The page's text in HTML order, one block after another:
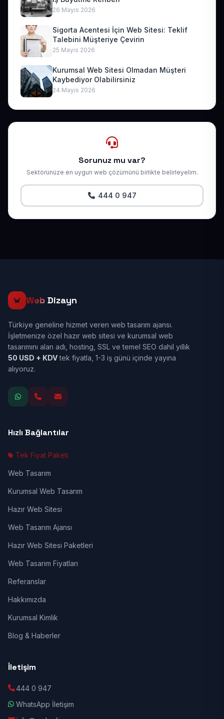
26 Mayıs 2026
Sigorta Acentesi İçin Web Sitesi: Teklif
Talebini Müşteriye Çevirin
25 Mayıs 2026
Kurumsal Web Sitesi Olmadan Müşteri
Kaybediyor Olabilirsiniz
24 Mayıs 2026
Sorunuz mu var?
Sektörünüze en uygun web çözümünü birlikte belirleyelim.
444 0 947
Web Dizayn
Türkiye geneline hizmet veren web tasarım ajansı.
İşletmenize özel hazır web sitesi ve kurumsal web
tasarımını alan adı, hosting, SSL ve temel SEO dahil yıllık
50 USD + KDVtek fiyatla, 1-3 iş günü içinde yayına
alıyoruz.
Hızlı Bağlantılar
Tek Fiyat Paketi
Web Tasarım
Kurumsal Web Tasarım
Hazır Web Sitesi
Web Tasarım Ajansı
Hazır Web Sitesi Paketleri
Web Tasarım Fiyatları
Referanslar
Hakkımızda
Kurumsal Kimlik
Blog & Haberler
İletişim
444 0 947
WhatsApp İletişim